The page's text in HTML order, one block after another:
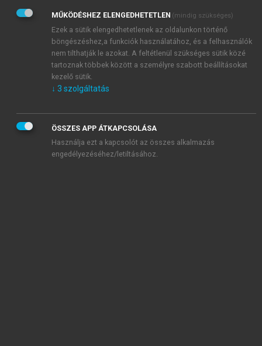
Adatkezelési tájékoztatóbanfoglaltakat tudomásul
veszem és elfogadom.
Általános vásárlási feltételeket, valamint a szotar.netés a
mersz.huoldalak licencszerződéseiben foglaltakat
tudomásul veszem és elfogadom.
KIPRÓBÁLOM
MŰKÖDÉSHEZ ELENGEDHETETLEN (mindig szükséges)
Ezek a sütik elengedhetetlenek az oldalunkon történő
böngészéshez,a funkciók használatához, és a felhasználók
nem tilthatják le azokat. A feltétlenül szükséges sütik közé
tartoznak többek között a személyre szabott beállításokat
kezelő sütik.
↓ 3 szolgáltatás
ÖSSZES APP ÁTKAPCSOLÁSA
Használja ezt a kapcsolót az összes alkalmazás
engedélyezéséhez/letiltásához.